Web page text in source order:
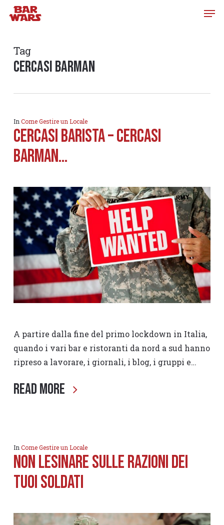
Skip
content
Tag
cercasi barman
In Come Gestire un Locale
CERCASI BARISTA – CERCASI
BARMAN…
A partire dalla fine del primo lockdown in Italia,
quando i vari bar e ristoranti da nord a sud hanno
ripreso a lavorare, i giornali, i blog, i gruppi e…
Read More
In Come Gestire un Locale
Non lesinare sulle razioni dei
tuoi soldati